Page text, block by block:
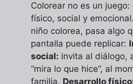
Colorear no es un
físico, social y
niño colorea, pasa algo
pantalla puede replicar:
social: invita al diálogo,
“mira lo que hice”, al
familia. Desarrollo